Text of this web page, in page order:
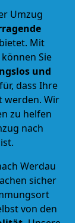
Umzug
Mit
Sie
und
dass Ihre
werden. Wir
zu helfen
nach
Werdau
sicher
von den